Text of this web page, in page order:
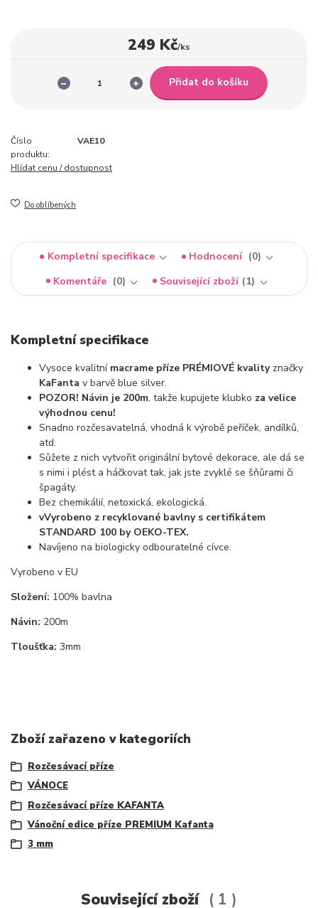
249 Kč/ks
Přidat do košíku
Číslo
produktu:
VAE10
Hlídat cenu / dostupnost
Do oblíbených
Kompletní specifikace Hodnocení
0
Komentáře
0 Související zboží 1
Kompletní specifikace
Vysoce kvalitní macrame příze PRÉMIOVÉ kvalityznačky
KaFanta v barvě blue silver.
POZOR! Návin je 200m, takže kupujete klubko za velice
výhodnou cenu!
Snadno rozčesavatelná, vhodná k výrobě peříček, andílků,
atd.
Sůžete z nich vytvořit originální bytové dekorace, ale dá se
s nimi i plést a háčkovat tak, jak jste zvyklé se šňůrami či
špagáty.
Bez chemikálií, netoxická, ekologická.
vVyrobeno z recyklované bavlny s certifikátem
STANDARD 100 by OEKO-TEX.
Navíjeno na biologicky odbouratelné cívce.
Vyrobeno v EU
Složení: 100% bavlna
Návin: 200m
Tloušťka: 3mm
Zboží zařazeno v kategoriích
Rozčesávací příze
VÁNOCE
Rozčesávací příze KAFANTA
Vánoční edice příze PREMIUM Kafanta
3 mm
Související zboží 1